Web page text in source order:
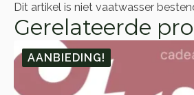
Dit artikel is niet vaatwasser
Gerelateerde
AANBIEDING!